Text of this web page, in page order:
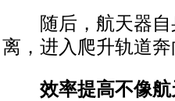
随后，航天器自
离，进入爬升轨道奔
效率提高不像